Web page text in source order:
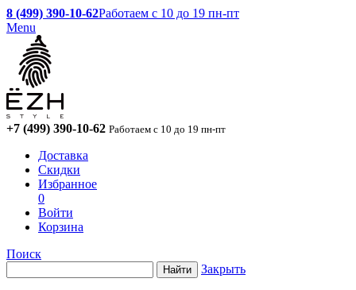
8 (499) 390-10-62Работаем с 10 до 19 пн-пт
Menu
+7 (499) 390-10-62 Работаем с 10 до 19 пн-пт
Доставка
Скидки
Избранное
0
Войти
Корзина
Поиск
Закрыть